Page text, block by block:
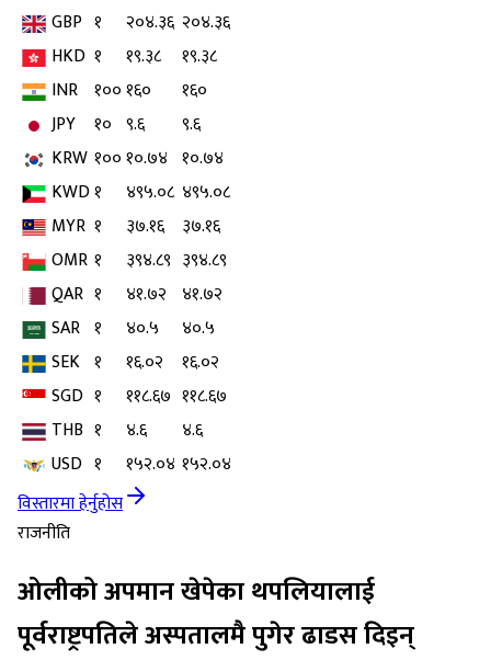
GBP १ २०४.३६ २०४.३६
HKD १ १९.३८
१९.३८
INR १००१६०
१६०
JPY
१० ९.६
९.६
KRW १००१०.७४ १०.७४
KWD१ ४९५.०८ ४९५.०८
MYR १ ३७.१६
३७.१६
OMR १ ३९४.८९ ३९४.८९
QAR १ ४१.७२ ४१.७२
SAR १ ४०.५
४०.५
SEK १ १६.०२
१६.०२
SGD १ ११८.६७ ११८.६७
THB १ ४.६
४.६
USD १ १५२.०४ १५२.०४
विस्तारमा हेर्नुहोस
राजनीति
ओलीको अपमान खेपेका थपलियालाई
पूर्वराष्ट्रपतिले अस्पतालमै पुगेर ढाडस दिइन्